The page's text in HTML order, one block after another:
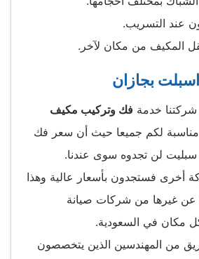
عند التسريب.
المكيف من مكان لآخر.
بجازان
خدمة فك وتركيب مكيف
مناسبة لكم جميعا حيث أن سعر فك
لن تجدوه سوى عندنا.
أخرى فستجدون بأسعار عالية وهذا
عن غيرها من شركات صيانة
مكان في السعودية.
من المهندسين الذين يتخصصون